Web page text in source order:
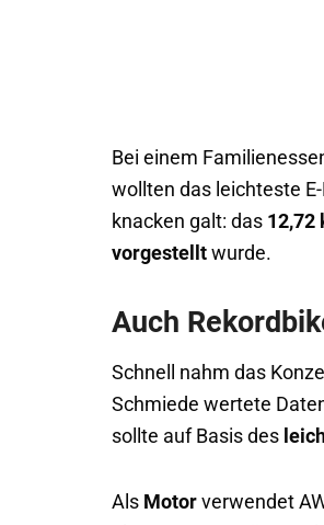
Bei einem
wollten das leichteste
knacken galt: das 12,72
vorgestellt wurde.
Auch
Schnell nahm das
Schmiede wertete
sollte auf Basis des
Als Motor verwendet